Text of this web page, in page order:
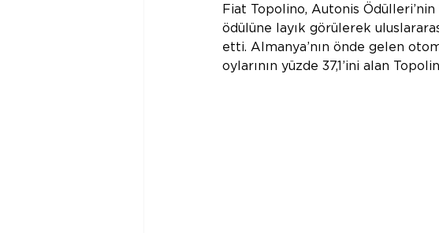
Fiat Topolino, Autonis
ödülüne layık görülerek
etti. Almanya’nın önde gelen
oylarının yüzde 37,1’ini alan